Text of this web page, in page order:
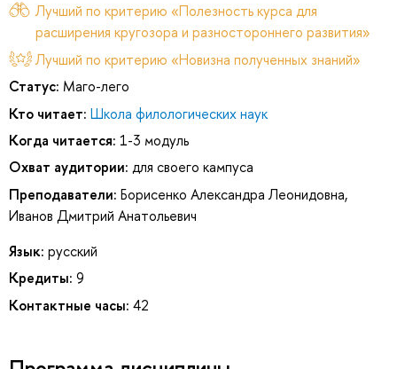
Лучший по критерию «Полезность курса для
расширения кругозора и разностороннего развития»
Лучший по критерию «Новизна полученных знаний»
Статус: Маго-лего
Кто читает: Школа филологических наук
Когда читается: 1-3 модуль
Охват аудитории: для своего кампуса
Преподаватели: Борисенко Александра Леонидовна,
Иванов Дмитрий Анатольевич
Язык: русский
Кредиты: 9
Контактные часы: 42